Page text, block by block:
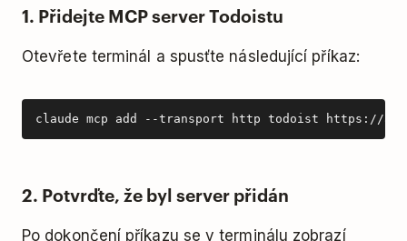
1. Přidejte MCP server Todoistu
Otevřete terminál a spusťte následující příkaz:
claude mcp add --transport http todoist https://
2. Potvrďte, že byl server přidán
Po dokončení příkazu se v terminálu zobrazí